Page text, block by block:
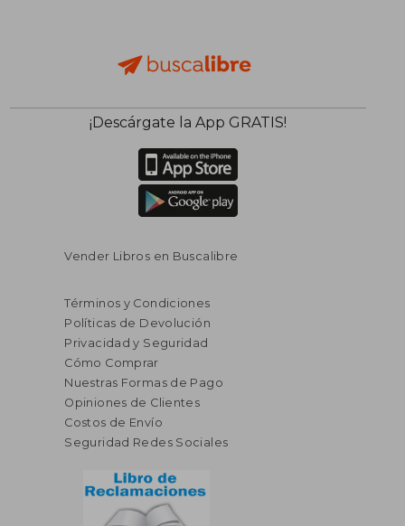
$ 62.98
$ 34.64
45%
dcto.
¡Descárgate la App GRATIS!
Vender Libros en Buscalibre
Términos y Condiciones
Políticas de Devolución
Privacidad y Seguridad
Cómo Comprar
Nuestras Formas de Pago
Opiniones de Clientes
Costos de Envío
Seguridad Redes Sociales